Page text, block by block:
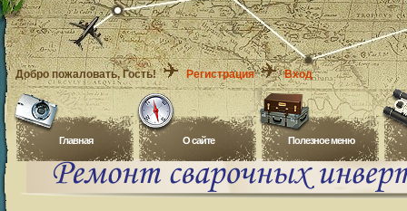
Добро пожаловать, Гость! Регистрация Вход
Главная O сайте Полезное меню